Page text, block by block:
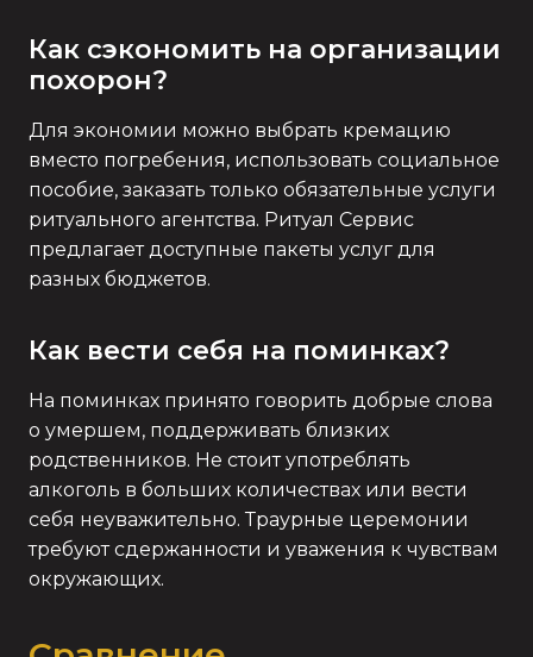
Как сэкономить на организации
похорон?
Для экономии можно выбрать кремацию
вместо погребения, использовать социальное
пособие, заказать только обязательные услуги
ритуального агентства. Ритуал Сервис
предлагает доступные пакеты услуг для
разных бюджетов.
Как вести себя на поминках?
На поминках принято говорить добрые слова
о умершем, поддерживать близких
родственников. Не стоит употреблять
алкоголь в больших количествах или вести
себя неуважительно. Траурные церемонии
требуют сдержанности и уважения к чувствам
окружающих.